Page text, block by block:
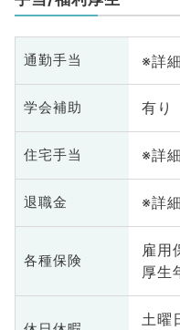
通勤手当 ※詳
学会補助 有り
住宅手当 ※詳
退職金 ※詳
各種保険
雇用
厚生
土曜